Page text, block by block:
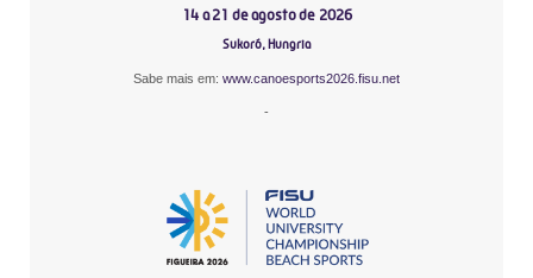
14 a 21 de agosto de 2026
Sukoró, Hungria
Sabe mais em: www.canoesports2026.fisu.net
-